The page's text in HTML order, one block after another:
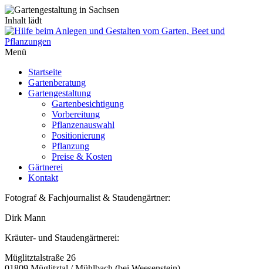
Inhalt lädt
Menü
Startseite
Gartenberatung
Gartengestaltung
Gartenbesichtigung
Vorbereitung
Pflanzenauswahl
Positionierung
Pflanzung
Preise & Kosten
Gärtnerei
Kontakt
Fotograf & Fachjournalist & Staudengärtner:
Dirk Mann
Kräuter- und Staudengärtnerei:
Müglitztalstraße 26